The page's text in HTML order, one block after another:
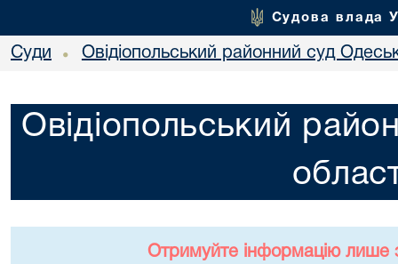
Судова влада
Суди • Овідіопольський районний суд
Овідіопольський
Отримуйте інформацію лише